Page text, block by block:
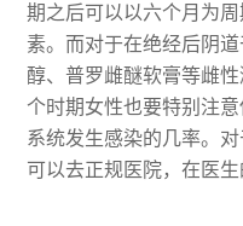
期之后可以以六个月为
素。而对于在绝经后阴
醇、普罗雌醚软膏等雌
个时期女性也要特别注
系统发生感染的几率。
可以去正规医院，在医生